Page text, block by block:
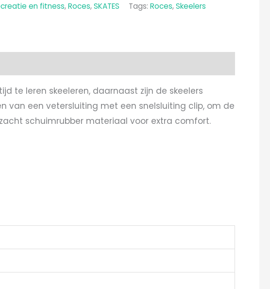
en fitness,Roces,SKATES Tags: Roces,Skeelers
te leren skeeleren, daarnaast zijn de skeelers
van een vetersluiting met een snelsluiting clip, om de
schuimrubber materiaal voor extra comfort.